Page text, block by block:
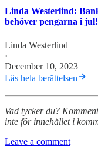
Linda Westerlind:
behöver pengarna i jul!
Linda Westerlind
·
December 10, 2023
Läs hela berättelsen
Vad tycker du?
inte för innehållet i
Leave a comment